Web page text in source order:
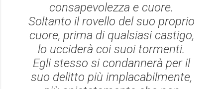
consapevolezza e cuore.
Soltanto il rovello del suo proprio
cuore, prima di qualsiasi castigo,
lo ucciderà coi suoi tormenti.
Egli stesso si condannerà per il
suo delitto più implacabilmente,